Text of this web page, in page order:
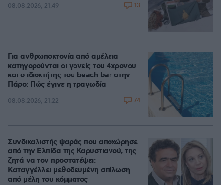
08.08.2026, 21:49 13
Για ανθρωποκτονία από αμέλεια
κατηγορούνται οι γονείς του 4χρονου
και ο ιδιοκτήτης του beach bar στην
Πάρο: Πώς έγινε η τραγωδία
08.08.2026, 21:22 74
Συνδικαλιστής ψαράς που αποχώρησε
από την Ελπίδα της Καρυστιανού, της
ζητά να τον προστατέψει:
Καταγγέλλει μεθοδευμένη σπίλωση
από μέλη του κόμματος